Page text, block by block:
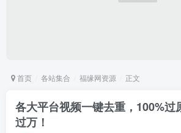
首页 各站集合 福缘网资源 正文
各大平台视频一键去重，100%过
过万！